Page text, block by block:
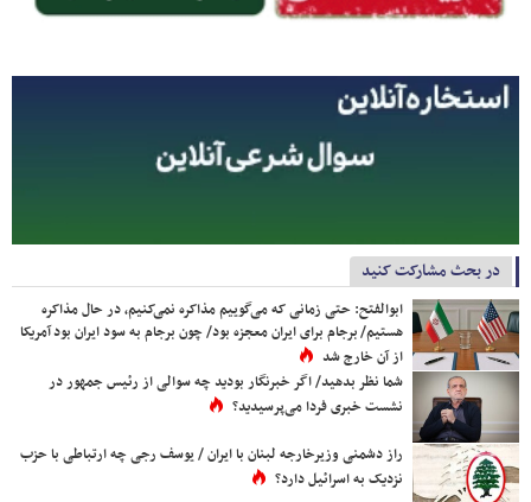
در بحث مشارکت کنید
ابوالفتح: حتی زمانی که می‌گوییم مذاکره نمی‌کنیم، در حال مذاکره
هستیم/ برجام برای ایران معجزه بود/ چون برجام به سود ایران بود آمریکا
از آن خارج شد
شما نظر بدهید/ اگر خبرنگار بودید چه سوالی از رئیس جمهور در
نشست خبری فردا می‌پرسیدید؟
راز دشمنی وزیرخارجه لبنان با ایران / یوسف رجی چه ارتباطی با حزب
نزدیک به اسرائیل دارد؟